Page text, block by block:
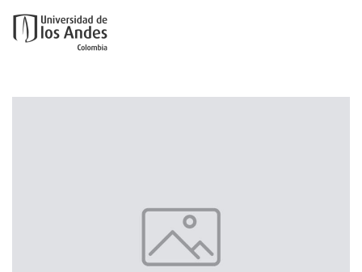
Ir al contenido principal